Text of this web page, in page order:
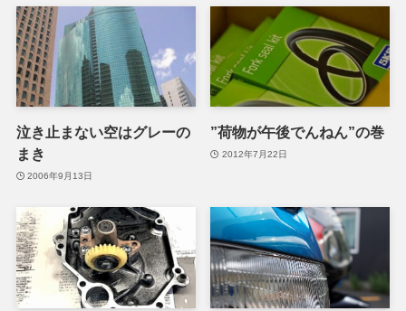
泣き止まない空はグレーの
まき
2006年9月13日
”荷物が午後でんねん”の巻
2012年7月22日